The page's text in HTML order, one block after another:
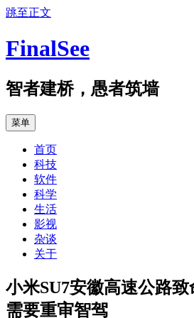
跳至正文
FinalSee
智者建桥，愚者筑墙
菜单
首页
科技
软件
科学
生活
影视
杂谈
关于
小米SU7安徽高速公路致
需要重审智驾